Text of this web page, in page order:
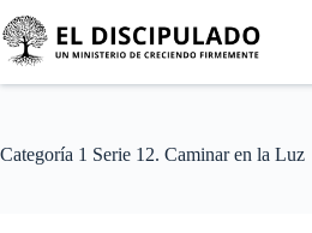
Categoría 1 Serie 12. Caminar en la Luz